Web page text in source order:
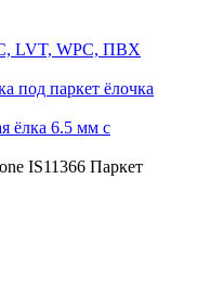
LVT, WPC, ПВХ
под паркет ёлочка
ёлка 6.5 мм с
IS11366 Паркет